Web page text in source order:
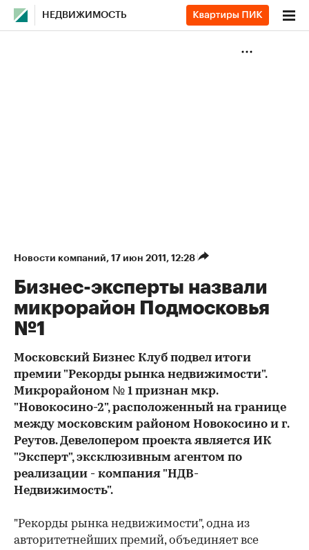
НЕДВИЖИМОСТЬ
Новости компаний⁠, 17 июн 2011, 12:28
Бизнес-эксперты назвали
микрорайон Подмосковья
№1
Московский Бизнес Клуб подвел итоги
премии "Рекорды рынка недвижимости".
Микрорайоном № 1 признан мкр.
"Новокосино-2", расположенный на границе
между московским районом Новокосино и г.
Реутов. Девелопером проекта является ИК
"Эксперт", эксклюзивным агентом по
реализации - компания "НДВ-
Недвижимость".
"Рекорды рынка недвижимости", одна из
авторитетнейших премий, объединяет все